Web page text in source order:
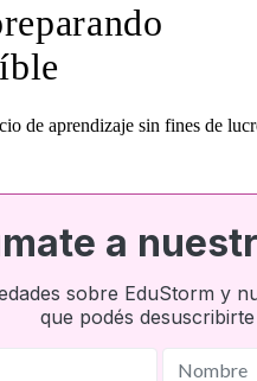
de aprendizaje sin fines de
a
sobre EduStorm y
que podés